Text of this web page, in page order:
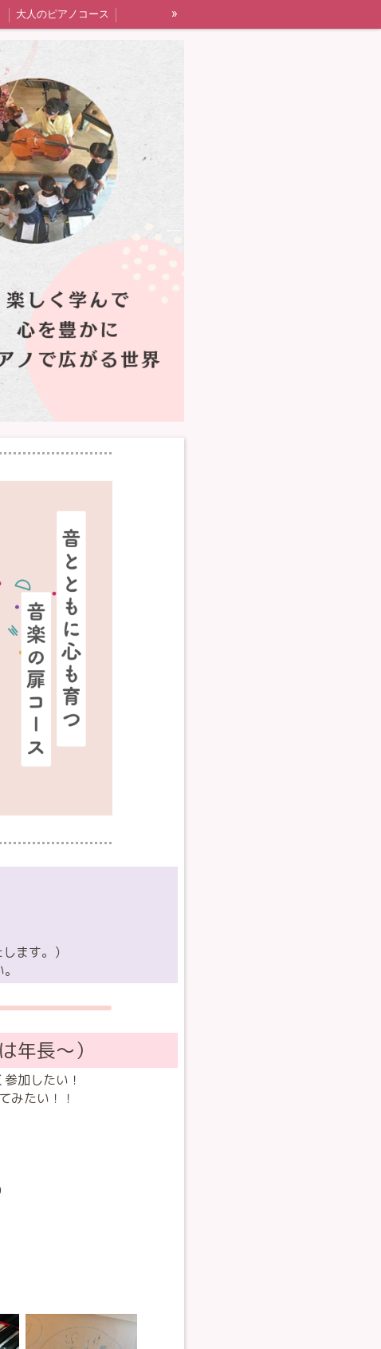
大人のピアノコース »
ます。）
年長〜）
加したい！
みたい！！